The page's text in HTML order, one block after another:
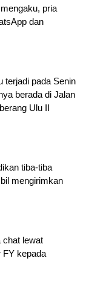
pria
dan
terjadi pada Senin
berada di Jalan
Ulu II
tiba-tiba
mengirimkan
chat lewat
FY kepada